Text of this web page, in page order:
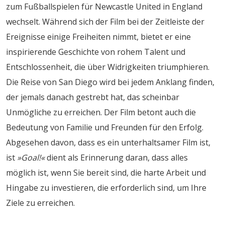
zum Fußballspielen für Newcastle United in England
wechselt. Während sich der Film bei der Zeitleiste der
Ereignisse einige Freiheiten nimmt, bietet er eine
inspirierende Geschichte von rohem Talent und
Entschlossenheit, die über Widrigkeiten triumphieren.
Die Reise von San Diego wird bei jedem Anklang finden,
der jemals danach gestrebt hat, das scheinbar
Unmögliche zu erreichen. Der Film betont auch die
Bedeutung von Familie und Freunden für den Erfolg.
Abgesehen davon, dass es ein unterhaltsamer Film ist,
ist »Goal!«dient als Erinnerung daran, dass alles
möglich ist, wenn Sie bereit sind, die harte Arbeit und
Hingabe zu investieren, die erforderlich sind, um Ihre
Ziele zu erreichen.